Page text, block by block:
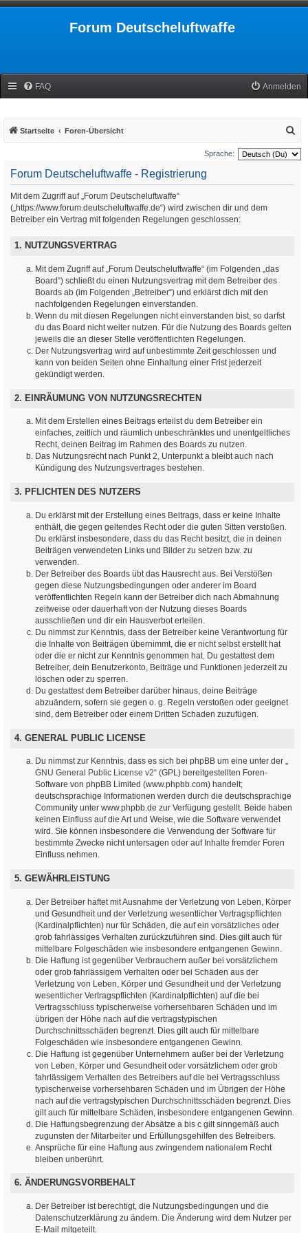
Forum Deutscheluftwaffe
FAQ Anmelden
Startseite Foren-Übersicht
u
c
Sprache:
Forum Deutscheluftwaffe - Registrierung
Mit dem Zugriff auf „Forum Deutscheluftwaffe“
(„https://www.forum.deutscheluftwaffe.de“) wird zwischen dir und dem
Betreiber ein Vertrag mit folgenden Regelungen geschlossen:
1. NUTZUNGSVERTRAG
Mit dem Zugriff auf „Forum Deutscheluftwaffe“ (im Folgenden „das
Board“) schließt du einen Nutzungsvertrag mit dem Betreiber des
Boards ab (im Folgenden „Betreiber“) und erklärst dich mit den
nachfolgenden Regelungen einverstanden.
Wenn du mit diesen Regelungen nicht einverstanden bist, so darfst
du das Board nicht weiter nutzen. Für die Nutzung des Boards gelten
jeweils die an dieser Stelle veröffentlichten Regelungen.
Der Nutzungsvertrag wird auf unbestimmte Zeit geschlossen und
kann von beiden Seiten ohne Einhaltung einer Frist jederzeit
gekündigt werden.
2. EINRÄUMUNG VON NUTZUNGSRECHTEN
Mit dem Erstellen eines Beitrags erteilst du dem Betreiber ein
einfaches, zeitlich und räumlich unbeschränktes und unentgeltliches
Recht, deinen Beitrag im Rahmen des Boards zu nutzen.
Das Nutzungsrecht nach Punkt 2, Unterpunkt a bleibt auch nach
Kündigung des Nutzungsvertrages bestehen.
3. PFLICHTEN DES NUTZERS
Du erklärst mit der Erstellung eines Beitrags, dass er keine Inhalte
enthält, die gegen geltendes Recht oder die guten Sitten verstoßen.
Du erklärst insbesondere, dass du das Recht besitzt, die in deinen
Beiträgen verwendeten Links und Bilder zu setzen bzw. zu
verwenden.
Der Betreiber des Boards übt das Hausrecht aus. Bei Verstößen
gegen diese Nutzungsbedingungen oder anderer im Board
veröffentlichten Regeln kann der Betreiber dich nach Abmahnung
zeitweise oder dauerhaft von der Nutzung dieses Boards
ausschließen und dir ein Hausverbot erteilen.
Du nimmst zur Kenntnis, dass der Betreiber keine Verantwortung für
die Inhalte von Beiträgen übernimmt, die er nicht selbst erstellt hat
oder die er nicht zur Kenntnis genommen hat. Du gestattest dem
Betreiber, dein Benutzerkonto, Beiträge und Funktionen jederzeit zu
löschen oder zu sperren.
Du gestattest dem Betreiber darüber hinaus, deine Beiträge
abzuändern, sofern sie gegen o. g. Regeln verstoßen oder geeignet
sind, dem Betreiber oder einem Dritten Schaden zuzufügen.
4. GENERAL PUBLIC LICENSE
Du nimmst zur Kenntnis, dass es sich bei phpBB um eine unter der „
GNU General Public License v2“ (GPL) bereitgestellten Foren-
Software von phpBB Limited (www.phpbb.com) handelt;
deutschsprachige Informationen werden durch die deutschsprachige
Community unter www.phpbb.de zur Verfügung gestellt. Beide haben
keinen Einfluss auf die Art und Weise, wie die Software verwendet
wird. Sie können insbesondere die Verwendung der Software für
bestimmte Zwecke nicht untersagen oder auf Inhalte fremder Foren
Einfluss nehmen.
5. GEWÄHRLEISTUNG
Der Betreiber haftet mit Ausnahme der Verletzung von Leben, Körper
und Gesundheit und der Verletzung wesentlicher Vertragspflichten
(Kardinalpflichten) nur für Schäden, die auf ein vorsätzliches oder
grob fahrlässiges Verhalten zurückzuführen sind. Dies gilt auch für
mittelbare Folgeschäden wie insbesondere entgangenen Gewinn.
Die Haftung ist gegenüber Verbrauchern außer bei vorsätzlichem
oder grob fahrlässigem Verhalten oder bei Schäden aus der
Verletzung von Leben, Körper und Gesundheit und der Verletzung
wesentlicher Vertragspflichten (Kardinalpflichten) auf die bei
Vertragsschluss typischerweise vorhersehbaren Schäden und im
übrigen der Höhe nach auf die vertragstypischen
Durchschnittsschäden begrenzt. Dies gilt auch für mittelbare
Folgeschäden wie insbesondere entgangenen Gewinn.
Die Haftung ist gegenüber Unternehmern außer bei der Verletzung
von Leben, Körper und Gesundheit oder vorsätzlichem oder grob
fahrlässigem Verhalten des Betreibers auf die bei Vertragsschluss
typischerweise vorhersehbaren Schäden und im Übrigen der Höhe
nach auf die vertragstypischen Durchschnittsschäden begrenzt. Dies
gilt auch für mittelbare Schäden, insbesondere entgangenen Gewinn.
Die Haftungsbegrenzung der Absätze a bis c gilt sinngemäß auch
zugunsten der Mitarbeiter und Erfüllungsgehilfen des Betreibers.
Ansprüche für eine Haftung aus zwingendem nationalem Recht
bleiben unberührt.
6. ÄNDERUNGSVORBEHALT
Der Betreiber ist berechtigt, die Nutzungsbedingungen und die
Datenschutzerklärung zu ändern. Die Änderung wird dem Nutzer per
E-Mail mitgeteilt.